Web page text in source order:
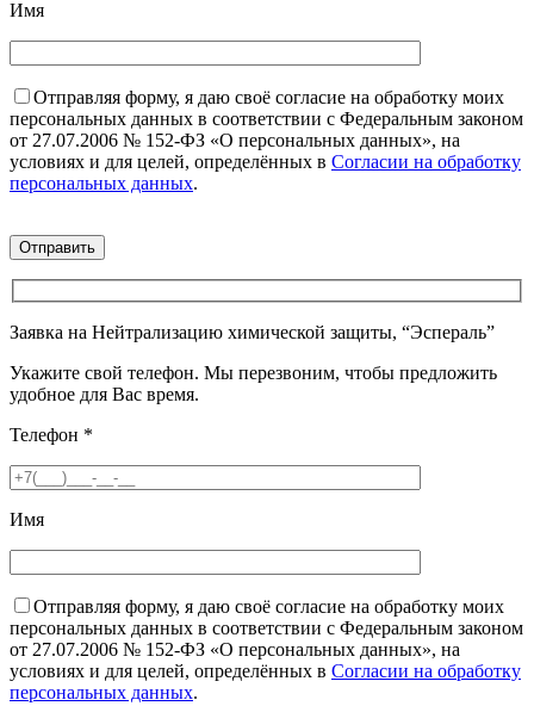
Имя
Отправляя форму, я даю своё согласие на обработку моих
персональных данных в соответствии с Федеральным законом
от 27.07.2006 № 152-ФЗ «О персональных данных», на
условиях и для целей, определённых в Согласии на обработку
персональных данных.
Заявка на Нейтрализацию химической защиты, “Эспераль”
Укажите свой телефон. Мы перезвоним, чтобы предложить
удобное для Вас время.
Телефон *
Имя
Отправляя форму, я даю своё согласие на обработку моих
персональных данных в соответствии с Федеральным законом
от 27.07.2006 № 152-ФЗ «О персональных данных», на
условиях и для целей, определённых в Согласии на обработку
персональных данных.